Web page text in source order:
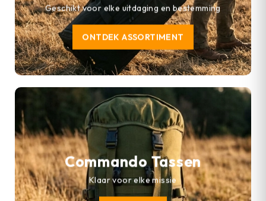
Geschikt voor elke uitdaging en bestemming
ONTDEK ASSORTIMENT
Commando Tassen
Klaar voor elke missie